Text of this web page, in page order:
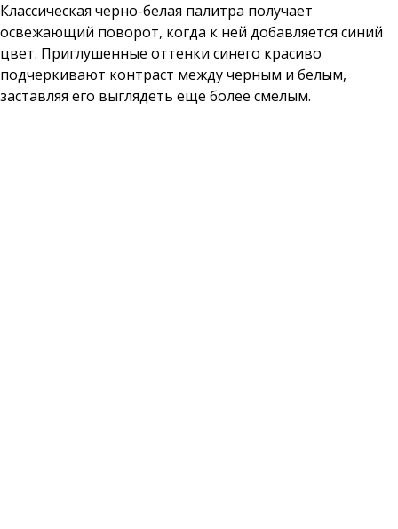
Классическая черно-белая палитра получает
освежающий поворот, когда к ней добавляется синий
цвет. Приглушенные оттенки синего красиво
подчеркивают контраст между черным и белым,
заставляя его выглядеть еще более смелым.